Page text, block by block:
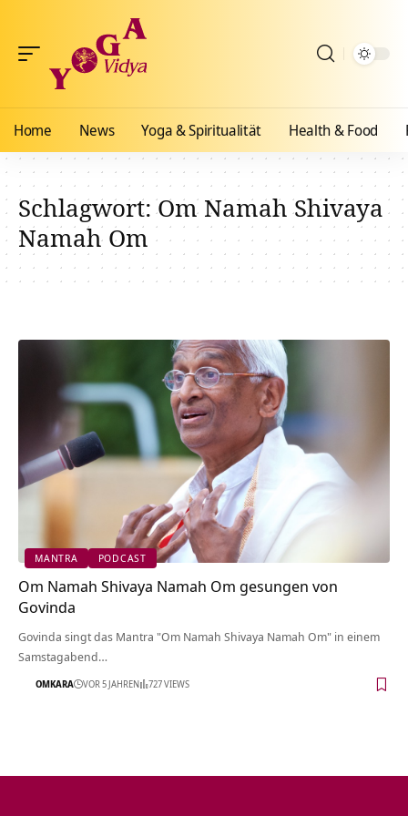
Home News Yoga & Spiritualität Health & Food
Schlagwort:Om Namah Shivaya
Namah Om
MANTRA PODCAST
Om Namah Shivaya Namah Om gesungen von
Govinda
Govinda singt das Mantra "Om Namah Shivaya Namah Om" in einem
Samstagabend…
OMKARA VOR 5 JAHREN 727 VIEWS